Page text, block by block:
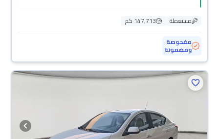
مستعملة
147,713 كم
مفحوصة
ومضمونة